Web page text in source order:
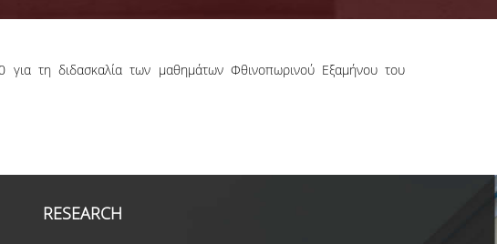
τη διδασκαλία των μαθημάτων Φθινοπωρινού Εξαμήνου του
RESEARCH